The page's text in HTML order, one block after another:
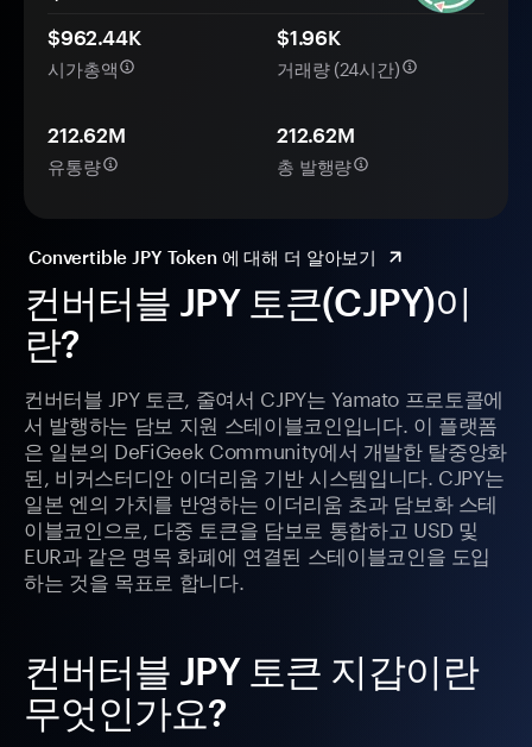
컨버터블 JPY 토큰(CJPY)이
란?
컨버터블 JPY 토큰, 줄여서 CJPY는 Yamato 프로토콜에
서 발행하는 담보 지원 스테이블코인입니다. 이 플랫폼
은 일본의 DeFiGeek Community에서 개발한 탈중앙화
된, 비커스터디안 이더리움 기반 시스템입니다. CJPY는
일본 엔의 가치를 반영하는 이더리움 초과 담보화 스테
이블코인으로, 다중 토큰을 담보로 통합하고 USD 및
EUR과 같은 명목 화폐에 연결된 스테이블코인을 도입
하는 것을 목표로 합니다.
컨버터블 JPY 토큰 지갑이란
무엇인가요?
$962.44K
시가총액
$1.96K
거래량 (24시간)
212.62M
유통량
212.62M
총 발행량
Convertible JPY Token 에 대해 더 알아보기